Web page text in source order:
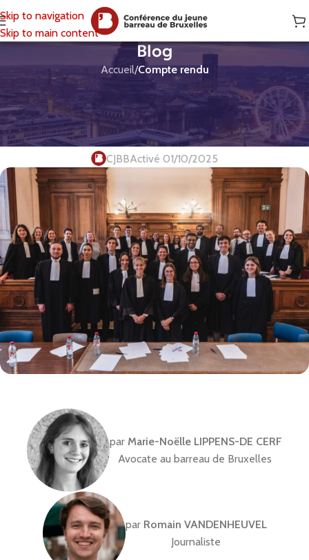
Skip to navigation
Skip to main content
Blog
Accueil/Compte rendu
Le Jeune & Janson (Edition
2025)
CJBBActivé 01/10/2025
par Marie-Noëlle LIPPENS-DE CERF
Avocate au barreau de Bruxelles
par Romain VANDENHEUVEL
Journaliste